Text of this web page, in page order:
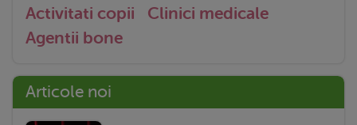
Activitati copii
Clinici medicale
Agentii bone
Articole noi